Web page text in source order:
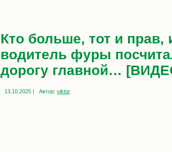
Кто больше, тот и прав,
водитель фуры
дорогу главной…
13.10.2025 | Автор: viktor